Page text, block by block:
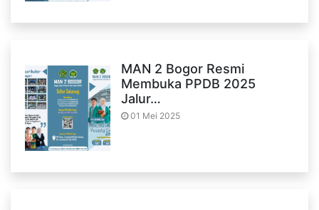
MAN 2 Bogor Resmi
Membuka PPDB 2025
Jalur…
01 Mei 2025